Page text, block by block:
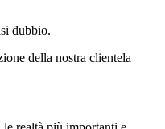
dubbio.
della nostra clientela